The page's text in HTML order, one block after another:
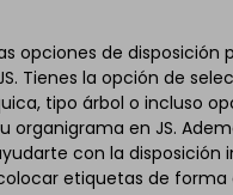
opciones de disposición
Tienes la opción de
tipo árbol o incluso
organigrama en JS.
con la disposición
etiquetas de